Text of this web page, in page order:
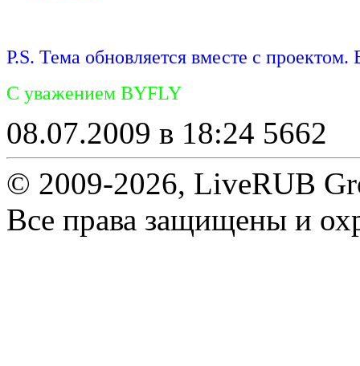
P.S. Тема обновляется вместе с
С уважением BYFLY
08.07.2009 в 18:24 5662
© 2009-2026, LiveRUB
Все права защищены и